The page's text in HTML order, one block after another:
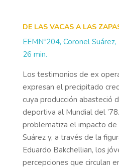
DE LAS VACAS A LAS
EEMNº204, Coronel
26 min.
Los testimonios de ex
expresan el precipitado
cuya producción abasteció
deportiva al Mundial del
problematiza el impacto de
Suárez y, a través de la
Eduardo Bakchellian, los
percepciones que circulan